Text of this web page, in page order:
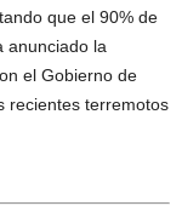
que el 90% de
anunciado la
el Gobierno de
recientes terremotos